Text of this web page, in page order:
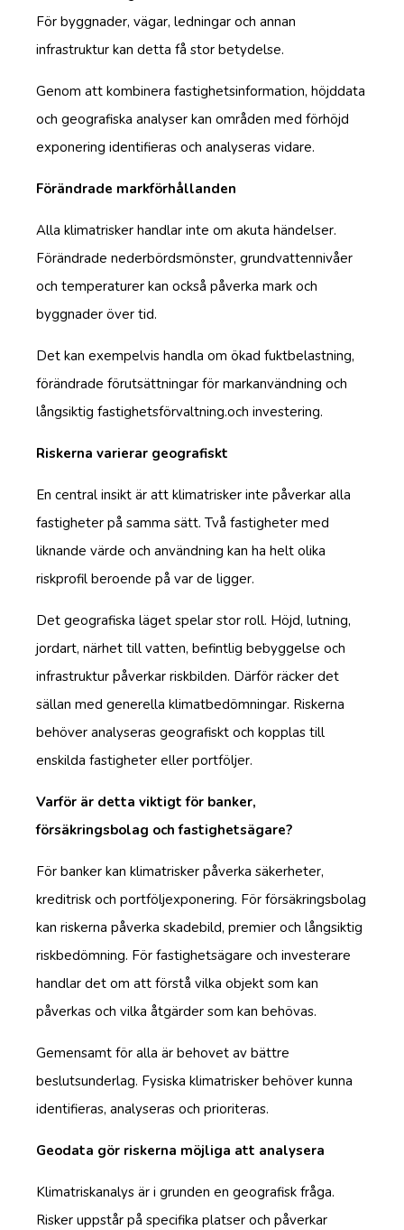
För byggnader, vägar, ledningar och annan
infrastruktur kan detta få stor betydelse.
Genom att kombinera fastighetsinformation, höjddata
och geografiska analyser kan områden med förhöjd
exponering identifieras och analyseras vidare.
Förändrade markförhållanden
Alla klimatrisker handlar inte om akuta händelser.
Förändrade nederbördsmönster, grundvattennivåer
och temperaturer kan också påverka mark och
byggnader över tid.
Det kan exempelvis handla om ökad fuktbelastning,
förändrade förutsättningar för markanvändning och
långsiktig fastighetsförvaltning.och investering.
Riskerna varierar geografiskt
En central insikt är att klimatrisker inte påverkar alla
fastigheter på samma sätt. Två fastigheter med
liknande värde och användning kan ha helt olika
riskprofil beroende på var de ligger.
Det geografiska läget spelar stor roll. Höjd, lutning,
jordart, närhet till vatten, befintlig bebyggelse och
infrastruktur påverkar riskbilden. Därför räcker det
sällan med generella klimatbedömningar. Riskerna
behöver analyseras geografiskt och kopplas till
enskilda fastigheter eller portföljer.
Varför är detta viktigt för banker,
försäkringsbolag och fastighetsägare?
För banker kan klimatrisker påverka säkerheter,
kreditrisk och portföljexponering. För försäkringsbolag
kan riskerna påverka skadebild, premier och långsiktig
riskbedömning. För fastighetsägare och investerare
handlar det om att förstå vilka objekt som kan
påverkas och vilka åtgärder som kan behövas.
Gemensamt för alla är behovet av bättre
beslutsunderlag. Fysiska klimatrisker behöver kunna
identifieras, analyseras och prioriteras.
Geodata gör riskerna möjliga att analysera
Klimatriskanalys är i grunden en geografisk fråga.
Risker uppstår på specifika platser och påverkar